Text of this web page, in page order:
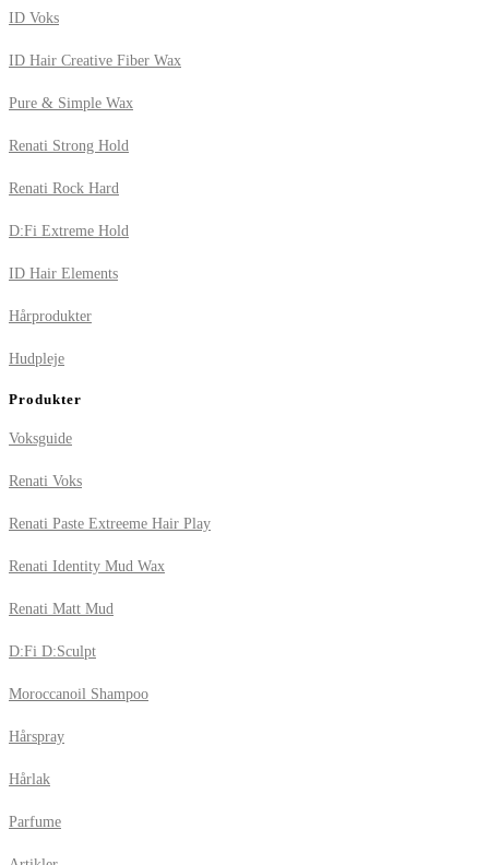
ID Voks
ID Hair Creative Fiber Wax
Pure & Simple Wax
Renati Strong Hold
Renati Rock Hard
D:Fi Extreme Hold
ID Hair Elements
Hårprodukter
Hudpleje
Produkter
Voksguide
Renati Voks
Renati Paste Extreeme Hair Play
Renati Identity Mud Wax
Renati Matt Mud
D:Fi D:Sculpt
Moroccanoil Shampoo
Hårspray
Hårlak
Parfume